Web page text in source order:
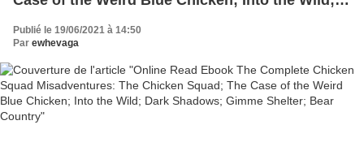
Dark Shadows; Gimme Shelter; Bear Country
Publié le 19/06/2021 à 14:50
Par ewhevaga